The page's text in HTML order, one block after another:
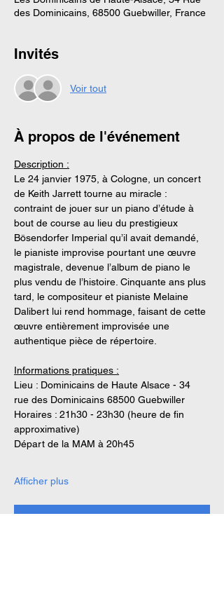
des Dominicains, 68500 Guebwiller, France
Invités
Voir tout
À propos de l'événement
Description :
Le 24 janvier 1975, à Cologne, un concert
de Keith Jarrett tourne au miracle :
contraint de jouer sur un piano d’étude à
bout de course au lieu du prestigieux
Bösendorfer Imperial qu’il avait demandé,
le pianiste improvise pourtant une œuvre
magistrale, devenue l’album de piano le
plus vendu de l’histoire. Cinquante ans plus
tard, le compositeur et pianiste Melaine
Dalibert lui rend hommage, faisant de cette
œuvre entièrement improvisée une
authentique pièce de répertoire.
Informations pratiques :
Lieu : Dominicains de Haute Alsace - 34
rue des Dominicains 68500 Guebwiller
Horaires : 21h30 - 23h30 (heure de fin
approximative)
Départ de la MAM à 20h45
Afficher plus